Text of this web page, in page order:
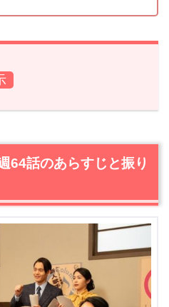
話のあらすじと振り返り
容姿をバカにする勝者・熊次郎
熊次郎（坪根悠仁）のマウント
の本心
窪田正孝）に弟子入り志願！？
とめ
64話のあらすじと振り